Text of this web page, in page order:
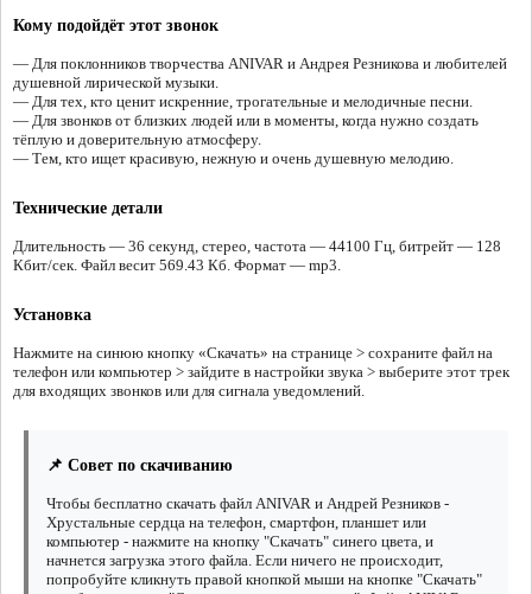
Кому подойдёт этот звонок
— Для поклонников творчества ANIVAR и Андрея Резникова и любителей
душевной лирической музыки.
— Для тех, кто ценит искренние, трогательные и мелодичные песни.
— Для звонков от близких людей или в моменты, когда нужно создать
тёплую и доверительную атмосферу.
— Тем, кто ищет красивую, нежную и очень душевную мелодию.
Технические детали
Длительность — 36 секунд, стерео, частота — 44100 Гц, битрейт — 128
Кбит/сек. Файл весит 569.43 Кб. Формат — mp3.
Установка
Нажмите на синюю кнопку «Скачать» на странице > сохраните файл на
телефон или компьютер > зайдите в настройки звука > выберите этот трек
для входящих звонков или для сигнала уведомлений.
📌 Совет по скачиванию
Чтобы бесплатно скачать файл ANIVAR и Андрей Резников -
Хрустальные сердца на телефон, смартфон, планшет или
компьютер - нажмите на кнопку "Скачать" синего цвета, и
начнется загрузка этого файла. Если ничего не происходит,
попробуйте кликнуть правой кнопкой мыши на кнопке "Скачать"